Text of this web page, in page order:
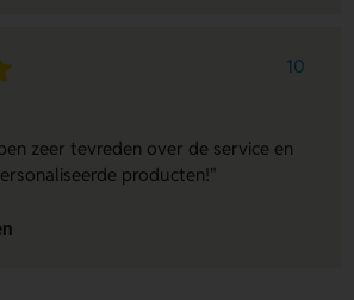
10
zeer tevreden over de service en
producten!"